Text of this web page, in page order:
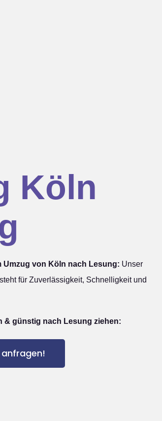
Köln
Umzug von Köln nach Lesung: Unser
für Zuverlässigkeit, Schnelligkeit und
& günstig nach Lesung ziehen: